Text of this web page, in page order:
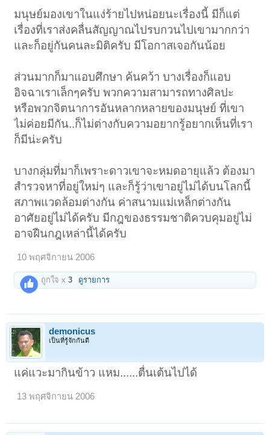
มนุษย์มองเขาในแง่ร้ายไปหน่อยนะเรื่องนี้ มีก็แต่
เรื่องที่เราส่งคลื่นสัญญาณไปรบกวนไปเขามากกว่า
และก็อยู่กันคนละมิติครับ มีโอกาสเจอกันน้อย
ส่วนมากก็มาแอบศึกษา ค้นคว้า บางเรื่องก็แอบ
อิจฉาเราเล็กๆครับ พวกความสามารถทางศิลปะ
หรือพวกจิตนาการอันหลากหลายของมนุษย์ ที่เขา
ไม่ค่อยมีกัน..ก็ไม่ต่างกับความอยากรู้อยากเห็นที่เรา
ก็มีน่ะครับ
บางกลุ่มที่มาก็เพราะดาวเขาจะหมดอายุแล้ว ต้องมา
สำรวจหาที่อยู่ใหม่ๆ และก็รู้ว่าเขาอยู่ไม่ได้บนโลกนี้
สภาพแวดล้อมต่างกัน ค่าสนามแม่เหล็กต่างกัน
อาศัยอยู่ไม่ได้ครับ มีกฎของธรรมชาติควบคุมอยู่ไม่
อาจฝืนกฎเหล่านี้ได้ครับ
10 พฤศจิกายน 2006
ถูกใจ x3 ดูรายการ
demonicus
เป็นที่รู้จักกันดี
แค่แวะมากินข้าว แหม......ตื่นเต้นไปได้
13 พฤศจิกายน 2006